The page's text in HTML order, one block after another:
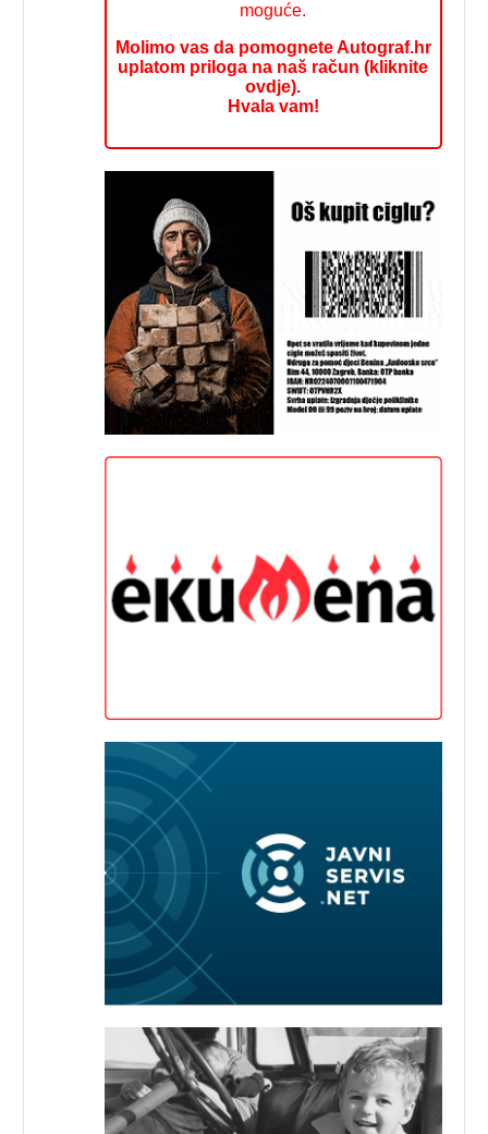
moguće.
Molimo vas da pomognete Autograf.hr
uplatom priloga na naš račun (kliknite
ovdje).
Hvala vam!